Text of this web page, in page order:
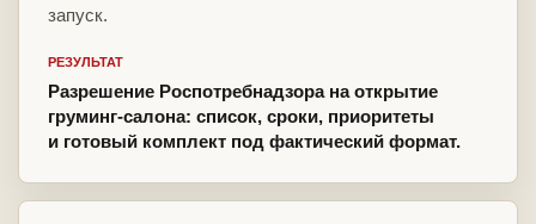
запуск.
РЕЗУЛЬТАТ
Разрешение Роспотребнадзора на открытие
груминг-салона: список, сроки, приоритеты
и готовый комплект под фактический формат.